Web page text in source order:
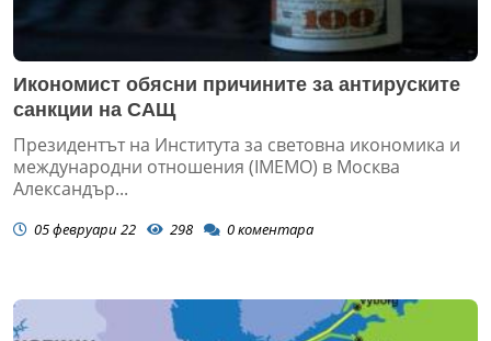
Икономист обясни причините за антируските
санкции на САЩ
Президентът на Института за световна икономика и
международни отношения (IMEMO) в Москва
Александър...
05 февруари 22 298 0коментара